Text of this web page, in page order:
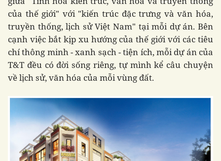
của thế giới" với "kiến trúc đặc trưng và văn hóa,
truyền thống, lịch sử Việt Nam" tại mỗi dự án. Bên
cạnh việc bắt kịp xu hướng của thế giới với các tiêu
chí thông minh - xanh sạch - tiện ích, mỗi dự án của
T&T đều có đời sống riêng, tự mình kể câu chuyện
về lịch sử, văn hóa của mỗi vùng đất.